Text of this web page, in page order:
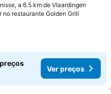
a 6.5 km de Vlaardingen
no restaurante Golden Grill
Ver preços